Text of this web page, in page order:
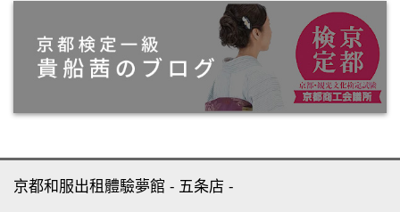
京都和服出租體驗夢館 五条店